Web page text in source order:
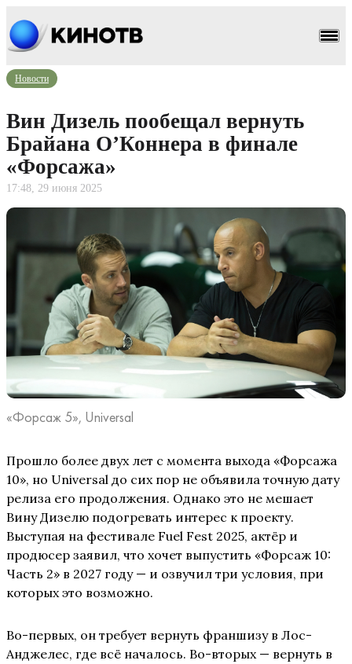
Новости
Вин Дизель пообещал вернуть
Брайана О’Коннера в финале
«Форсажа»
17:48, 29 июня 2025
«Форсаж 5», Universal
Прошло более двух лет с момента выхода «Форсажа
10», но Universal до сих пор не объявила точную дату
релиза его продолжения. Однако это не мешает
Вину Дизелю подогревать интерес к проекту.
Выступая на фестивале Fuel Fest 2025, актёр и
продюсер заявил, что хочет выпустить «Форсаж 10:
Часть 2» в 2027 году — и озвучил три условия, при
которых это возможно.
Во-первых, он требует вернуть франшизу в Лос-
Анджелес, где всё началось. Во-вторых — вернуть в